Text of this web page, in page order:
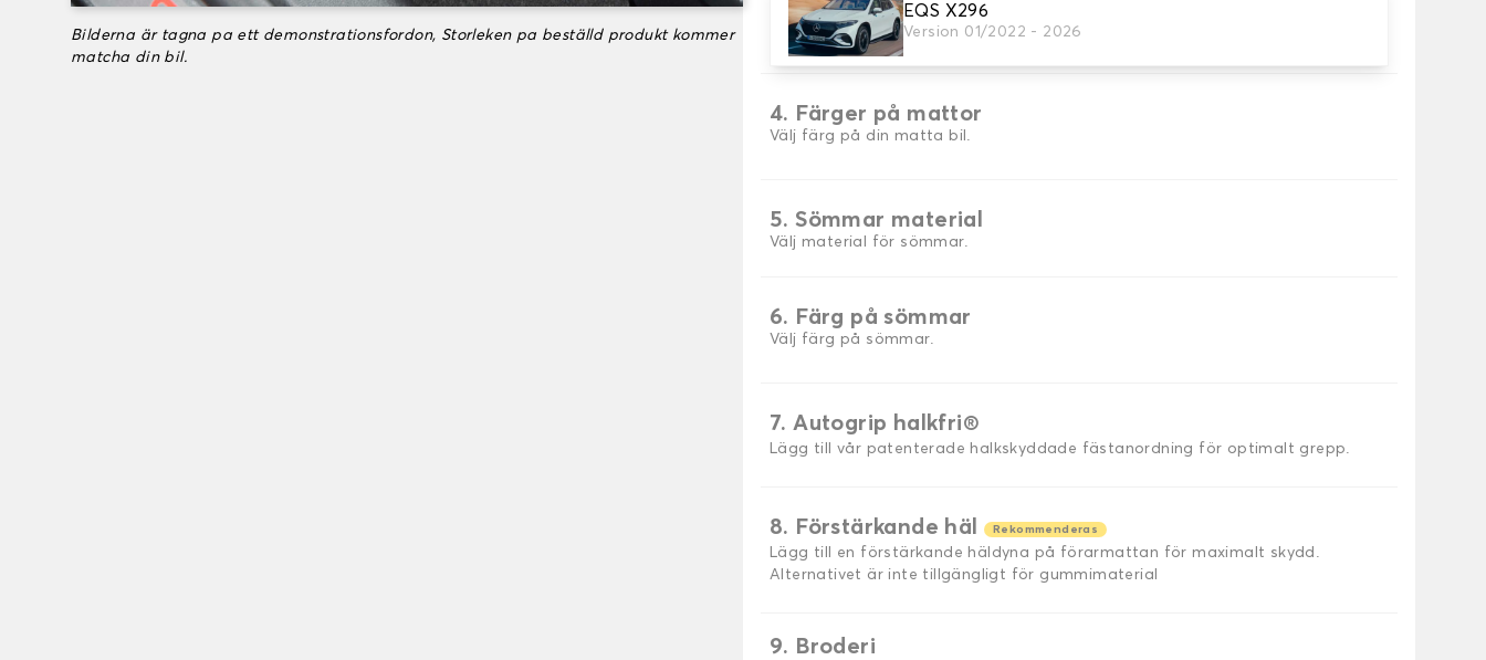
Bilderna är tagna pa ett demonstrationsfordon, Storleken pa beställd produkt kommer
matcha din bil.
EQS X296
Version 01/2022 - 2026
3. uppsättning av mattor
Välj det antal bilmattor du behöver.
4. Färger på mattor
Välj färg på din matta bil.
5. Sömmar material
Välj material för sömmar.
6. Färg på sömmar
Välj färg på sömmar.
7. Autogrip halkfri®
Lägg till vår patenterade halkskyddade fästanordning för optimalt grepp.
8. Förstärkande häl Rekommenderas
Lägg till en förstärkande häldyna på förarmattan för maximalt skydd.
Alternativet är inte tillgängligt för gummimaterial
9. Broderi